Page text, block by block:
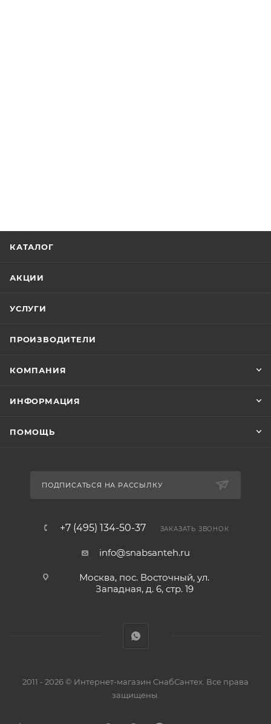
КАТАЛОГ
АКЦИИ
УСЛУГИ
ПРОИЗВОДИТЕЛИ
КОМПАНИЯ
ИНФОРМАЦИЯ
ПОМОЩЬ
ПОДПИСАТЬСЯ НА РАССЫЛКУ
+7 (495) 134-50-37 ЗАКАЗАТЬ ЗВОНОК
info@snabsanteh.ru
Москва, пос. Восточный, ул.
Западная, д. 6, стр. 19
2011 - 2026 © Интернет-магазин СнабСантех. Все права
защищены.